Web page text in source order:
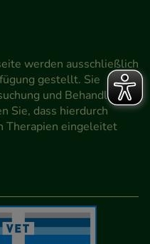
werden ausschließlich
gestellt. Sie
und Behandlung
Sie, dass hierdurch
Therapien eingeleitet